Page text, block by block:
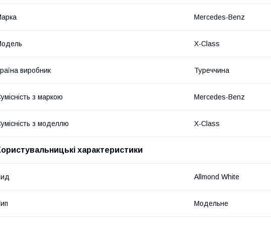
Mercedes-Benz
X-Class
виробник Туреччина
з маркою Mercedes-Benz
з моделлю X-Class
характеристики
Allmond White
Модельне